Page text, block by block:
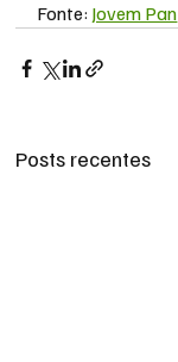
Fonte: Jovem Pan
Posts recentes